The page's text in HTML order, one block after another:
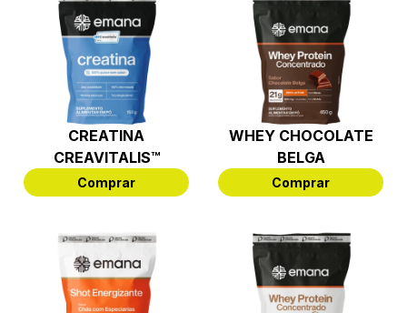
CREATINA
CREAVITALIS™
Comprar
WHEY CHOCOLATE
BELGA
Comprar